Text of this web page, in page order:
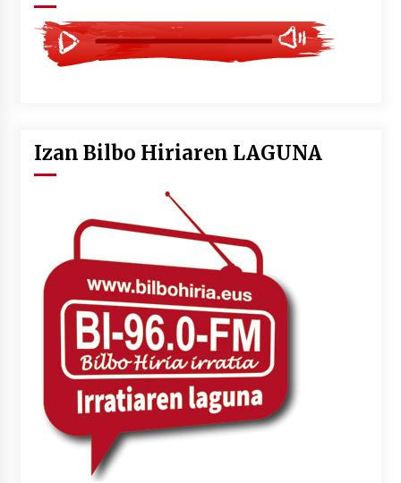
Izan Bilbo Hiriaren LAGUNA